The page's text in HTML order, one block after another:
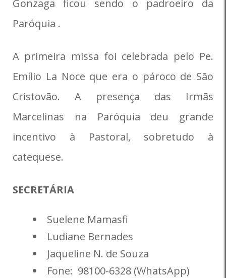
Gonzaga ficou sendo o padroeiro da
Paróquia .
A primeira missa foi celebrada pelo Pe.
Emílio La Noce que era o pároco de São
Cristovão. A presença das Irmãs
Marcelinas na Paróquia deu grande
incentivo à Pastoral, sobretudo à
catequese.
SECRETÁRIA
​Suelene Mamasfi
Ludiane Bernades
Jaqueline N. de Souza
Fone: 98100-6328 (WhatsApp)